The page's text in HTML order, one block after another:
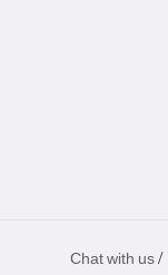
Chat with us /